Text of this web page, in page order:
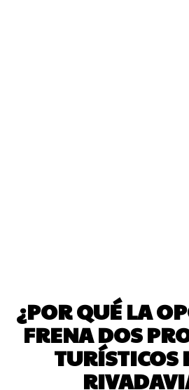
¿POR QUÉ LA
FRENA DOS
TURÍSTICOS